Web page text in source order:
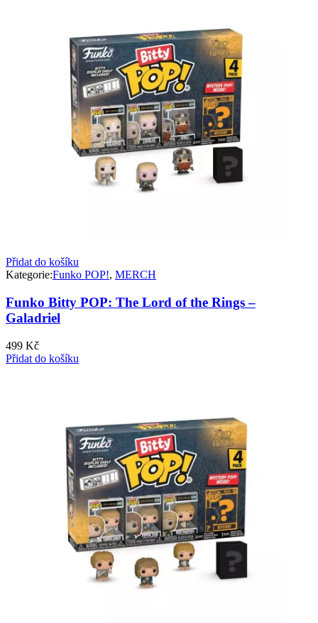
Přidat do košíku
Kategorie:Funko POP!, MERCH
Funko Bitty POP: The Lord of the Rings –
Galadriel
499 Kč
Přidat do košíku